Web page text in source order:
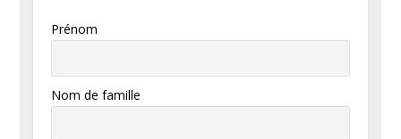
Prénom
Nom de famille